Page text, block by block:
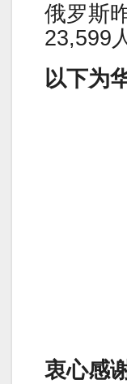
俄罗斯
23,599
以下为
衷心感